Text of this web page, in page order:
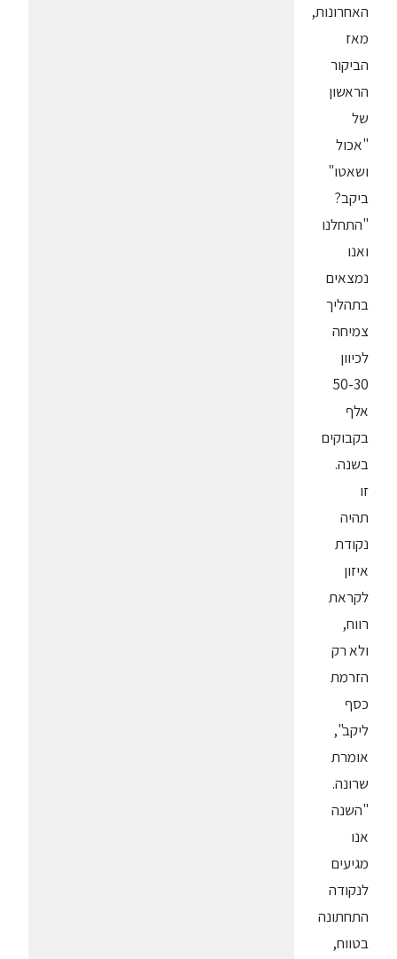
האחרונות,
מאז
הביקור
הראשון
של
"אכול
ושאטו"
ביקב?
"התחלנו
ואנו
נמצאים
בתהליך
צמיחה
לכיוון
50-30
אלף
בקבוקים
בשנה.
זו
תהיה
נקודת
איזון
לקראת
רווח,
ולא רק
הזרמת
כסף
ליקב",
אומרת
שרונה.
"השנה
אנו
מגיעים
לנקודה
התחתונה
בטווח,